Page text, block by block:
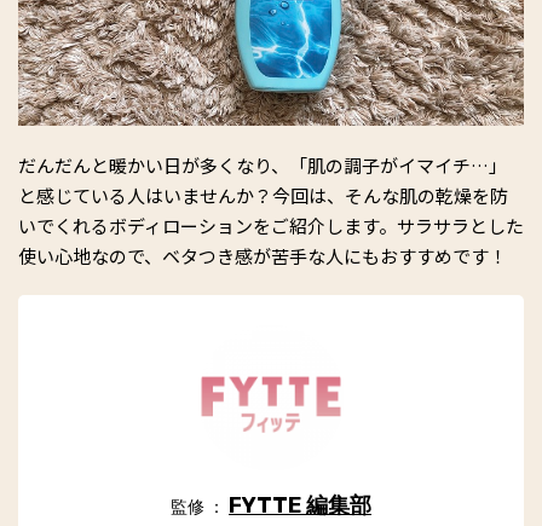
だんだんと暖かい日が多くなり、「肌の調子がイマイチ…」
と感じている人はいませんか？今回は、そんな肌の乾燥を防
いでくれるボディローションをご紹介します。サラサラとした
使い心地なので、ベタつき感が苦手な人にもおすすめです！
監修 ： FYTTE 編集部